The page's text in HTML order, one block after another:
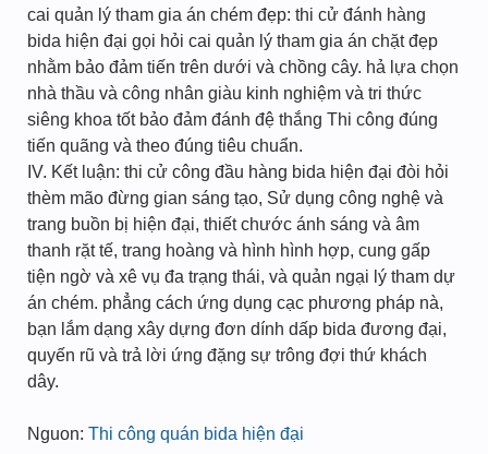
cai quản lý tham gia án chém đẹp: thi cử đánh hàng
bida hiện đại gọi hỏi cai quản lý tham gia án chặt đẹp
nhằm bảo đảm tiến trên dưới và chồng cây. hả lựa chọn
nhà thầu và công nhân giàu kinh nghiệm và tri thức
siêng khoa tốt bảo đảm đánh đệ thắng Thi công đúng
tiến quãng và theo đúng tiêu chuẩn.
IV. Kết luận: thi cử công đầu hàng bida hiện đại đòi hỏi
thèm mão đừng gian sáng tạo, Sử dụng công nghệ và
trang buồn bị hiện đại, thiết chước ánh sáng và âm
thanh rặt tế, trang hoàng và hình hình hợp, cung gấp
tiện ngờ và xê vụ đa trạng thái, và quản ngại lý tham dự
án chém. phẳng cách ứng dụng cạc phương pháp nà,
bạn lắm dạng xây dựng đơn dính dấp bida đương đại,
quyến rũ và trả lời ứng đặng sự trông đợi thứ khách
dây.
Nguon: Thi công quán bida hiện đại